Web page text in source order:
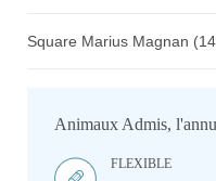
Square Marius Magnan
Animaux Admis,
FLEXIBLE